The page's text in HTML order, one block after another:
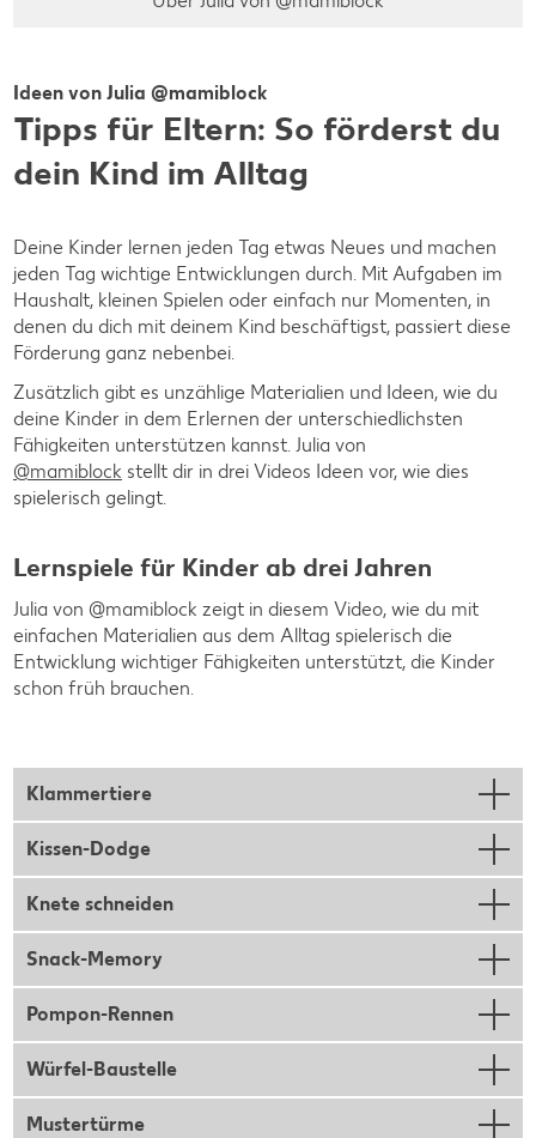
Ideen von Julia @mamiblock
Tipps für Eltern: So förderst du
dein Kind im Alltag
Deine Kinder lernen jeden Tag etwas Neues und machen
jeden Tag wichtige Entwicklungen durch. Mit Aufgaben im
Haushalt, kleinen Spielen oder einfach nur Momenten, in
denen du dich mit deinem Kind beschäftigst, passiert diese
Förderung ganz nebenbei.
Zusätzlich gibt es unzählige Materialien und Ideen, wie du
deine Kinder in dem Erlernen der unterschiedlichsten
Fähigkeiten unterstützen kannst. Julia von
@mamiblock stellt dir in drei Videos Ideen vor, wie dies
spielerisch gelingt.
Lernspiele für Kinder ab drei Jahren
Julia von @mamiblock zeigt in diesem Video, wie du mit
einfachen Materialien aus dem Alltag spielerisch die
Entwicklung wichtiger Fähigkeiten unterstützt, die Kinder
schon früh brauchen.
Klammertiere
Kissen-Dodge
Knete schneiden
Snack-Memory
Pompon-Rennen
Würfel-Baustelle
Mustertürme